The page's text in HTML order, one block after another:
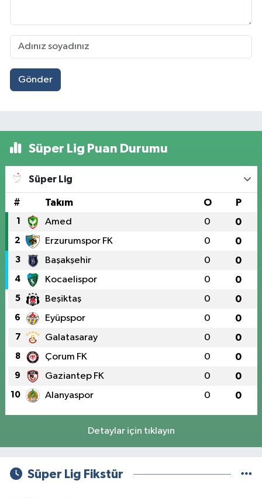
Gönder
Süper Lig Puan Durumu
Süper Lig
# Takım O P
1 Amed 0 0
2 Erzurumspor FK 0 0
3 Başakşehir 0 0
4 Kocaelispor 0 0
5 Beşiktaş 0 0
6 Eyüpspor 0 0
7 Galatasaray 0 0
8 Çorum FK 0 0
9 Gaziantep FK 0 0
10 Alanyaspor 0 0
Detaylar için tıklayın
Süper Lig Fikstür